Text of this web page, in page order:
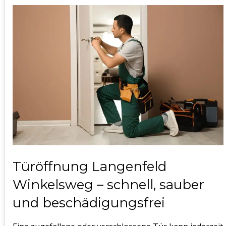
Türöffnung Langenfeld
Winkelsweg – schnell, sauber
und beschädigungsfrei